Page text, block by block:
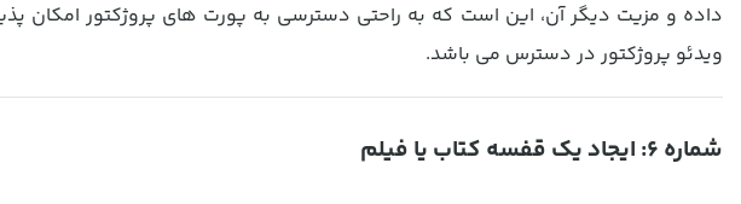
داده و مزیت دیگر آن، این است که به راحتی دسترسی به پورت های پروژکتور امکان
ویدئو پروژکتور در دسترس می باشد.
شماره 6: ایجاد یک قفسه کتاب یا فیلم